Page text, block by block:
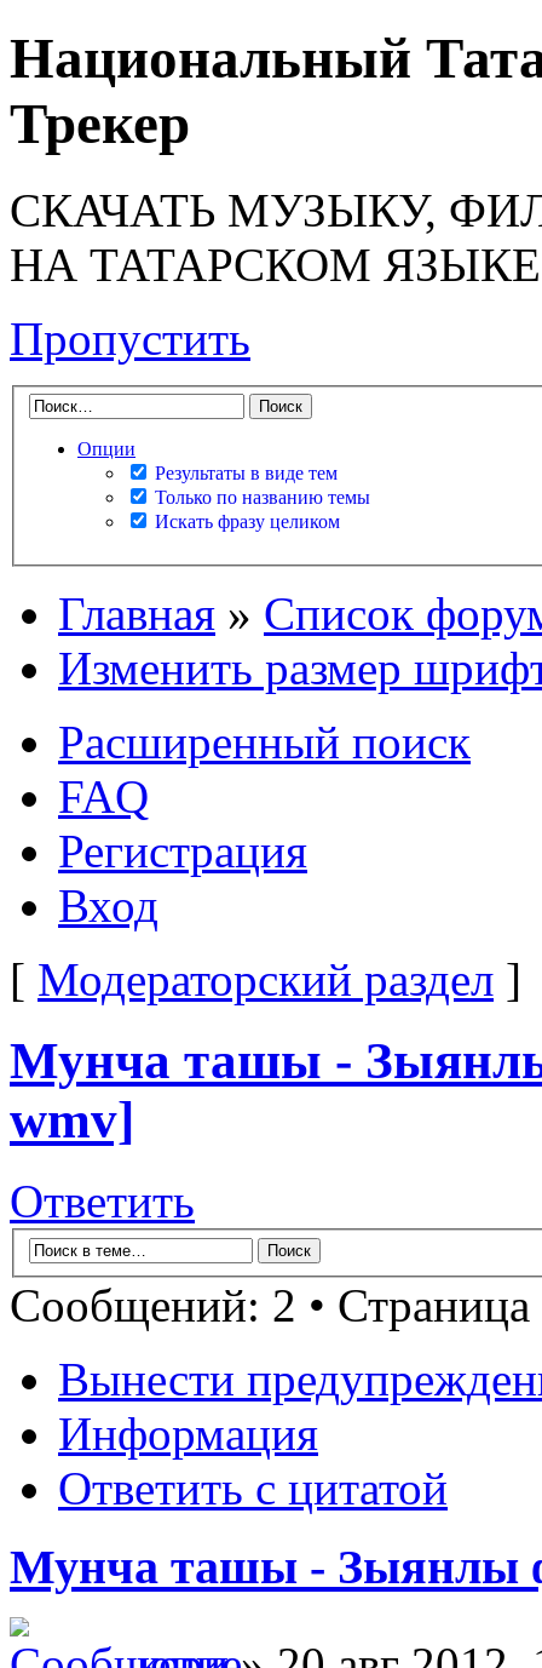
Национальный
Трекер
СКАЧАТЬ МУЗЫКУ,
НА ТАТАРСКОМ ЯЗЫКЕ
Пропустить
Опции
Результаты в виде тем
Только по названию темы
Искать фразу целиком
Главная » Список
Изменить размер
Расширенный поиск
FAQ
Регистрация
Вход
[ Модераторский раздел ]
Мунча ташы -
wmv]
Ответить
Сообщений: 2 • Страница
Вынести
Информация
Ответить с цитатой
Мунча ташы - Зыянлы